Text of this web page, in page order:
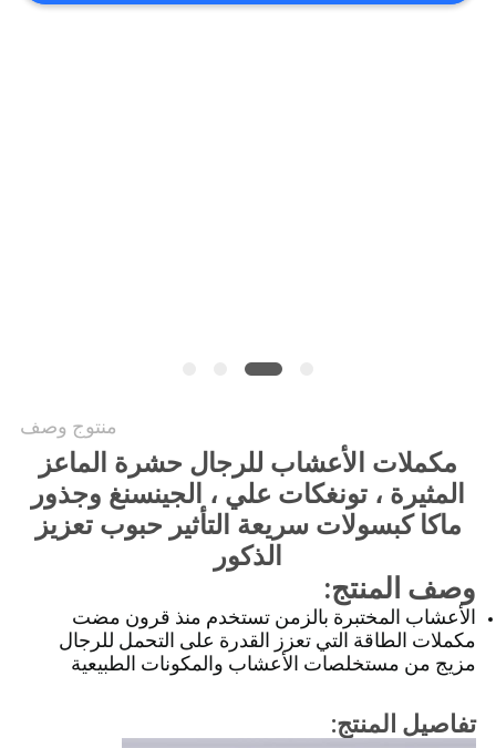
منتوج وصف
مكملات الأعشاب للرجال حشرة الماعز
المثيرة ، تونغكات علي ، الجينسنغ وجذور
ماكا كبسولات سريعة التأثير حبوب تعزيز
الذكور
وصف المنتج:
الأعشاب المختبرة بالزمن تستخدم منذ قرون مضت
مكملات الطاقة التي تعزز القدرة على التحمل للرجال
مزيج من مستخلصات الأعشاب والمكونات الطبيعية
تفاصيل المنتج: